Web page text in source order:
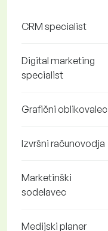
CRM specialist
Digital marketing
specialist
Grafični oblikovalec
Izvršni računovodja
Marketinški
sodelavec
Medijski planer